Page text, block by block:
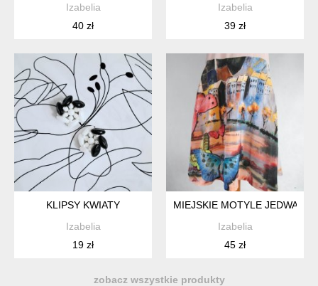
Izabelia
40 zł
Izabelia
39 zł
KLIPSY KWIATY
Izabelia
19 zł
MIEJSKIE MOTYLE JEDWAB
Izabelia
45 zł
zobacz wszystkie produkty